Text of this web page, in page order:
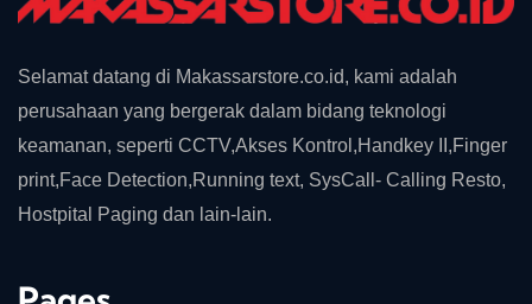
Selamat datang di Makassarstore.co.id, kami adalah
perusahaan yang bergerak dalam bidang teknologi
keamanan, seperti CCTV,Akses Kontrol,Handkey II,Finger
print,Face Detection,Running text, SysCall- Calling Resto,
Hostpital Paging dan lain-lain.